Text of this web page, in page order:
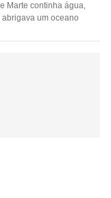
Marte continha água,
um oceano